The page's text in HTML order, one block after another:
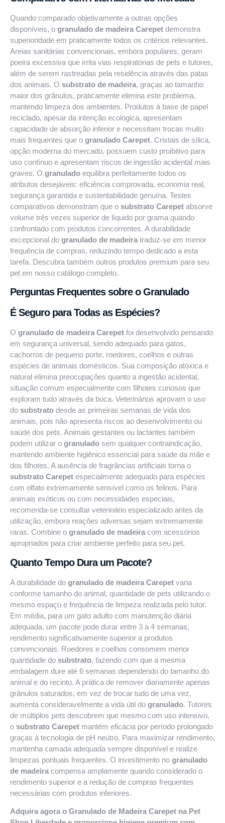
Quando comparado objetivamente a outras opções
disponíveis, o granulado de madeira Carepet demonstra
superioridade em praticamente todos os critérios relevantes.
Areias sanitárias convencionais, embora populares, geram
poeira excessiva que irrita vias respiratórias de pets e tutores,
além de serem rastreadas pela residência através das patas
dos animais. O substrato de madeira, graças ao tamanho
maior dos grânulos, praticamente elimina este problema,
mantendo limpeza dos ambientes. Produtos à base de papel
reciclado, apesar da intenção ecológica, apresentam
capacidade de absorção inferior e necessitam trocas muito
mais frequentes que o granulado Carepet. Cristais de sílica,
opção moderna do mercado, possuem custo proibitivo para
uso contínuo e apresentam riscos de ingestão acidental mais
graves. O granulado equilibra perfeitamente todos os
atributos desejáveis: eficiência comprovada, economia real,
segurança garantida e sustentabilidade genuína. Testes
comparativos demonstram que o substrato Carepet absorve
volume três vezes superior de líquido por grama quando
confrontado com produtos concorrentes. A durabilidade
excepcional do granulado de madeira traduz-se em menor
frequência de compras, reduzindo tempo dedicado a esta
tarefa. Descubra também outros produtos premium para seu
pet em nosso catálogo completo.
Perguntas Frequentes sobre o Granulado
É Seguro para Todas as Espécies?
O granulado de madeira Carepet foi desenvolvido pensando
em segurança universal, sendo adequado para gatos,
cachorros de pequeno porte, roedores, coelhos e outras
espécies de animais domésticos. Sua composição atóxica e
natural elimina preocupações quanto a ingestão acidental,
situação comum especialmente com filhotes curiosos que
exploram tudo através da boca. Veterinários aprovam o uso
do substrato desde as primeiras semanas de vida dos
animais, pois não apresenta riscos ao desenvolvimento ou
saúde dos pets. Animais gestantes ou lactantes também
podem utilizar o granulado sem qualquer contraindicação,
mantendo ambiente higiênico essencial para saúde da mãe e
dos filhotes. A ausência de fragrâncias artificiais torna o
substrato Carepet especialmente adequado para espécies
com olfato extremamente sensível como os felinos. Para
animais exóticos ou com necessidades especiais,
recomenda-se consultar veterinário especializado antes da
utilização, embora reações adversas sejam extremamente
raras. Combine o granulado de madeira com acessórios
apropriados para criar ambiente perfeito para seu pet.
Quanto Tempo Dura um Pacote?
A durabilidade do granulado de madeira Carepet varia
conforme tamanho do animal, quantidade de pets utilizando o
mesmo espaço e frequência de limpeza realizada pelo tutor.
Em média, para um gato adulto com manutenção diária
adequada, um pacote pode durar entre 3 a 4 semanas,
rendimento significativamente superior a produtos
convencionais. Roedores e coelhos consomem menor
quantidade do substrato, fazendo com que a mesma
embalagem dure até 6 semanas dependendo do tamanho do
animal e do recinto. A prática de remover diariamente apenas
grânulos saturados, em vez de trocar tudo de uma vez,
aumenta consideravelmente a vida útil do granulado. Tutores
de múltiplos pets descobrem que mesmo com uso intensivo,
o substrato Carepet mantém eficácia por período prolongado
graças à tecnologia de pH neutro. Para maximizar rendimento,
mantenha camada adequada sempre disponível e realize
limpezas pontuais frequentes. O investimento no granulado
de madeira compensa amplamente quando considerado o
rendimento superior e a redução de compras frequentes
necessárias com produtos inferiores.
Adquira agora o Granulado de Madeira Carepet na Pet